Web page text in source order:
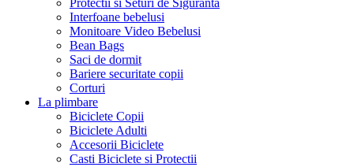
Protectii si Seturi de Siguranta
Interfoane bebelusi
Monitoare Video Bebelusi
Bean Bags
Saci de dormit
Bariere securitate copii
Corturi
La plimbare
Biciclete Copii
Biciclete Adulti
Accesorii Biciclete
Casti Biciclete si Protectii